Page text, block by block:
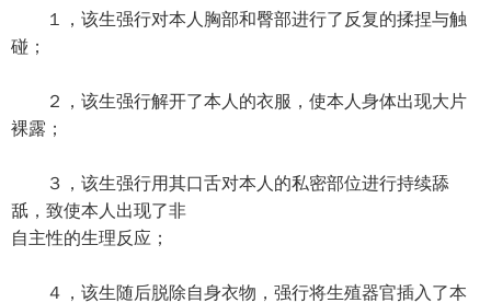
１，该生强行对本人胸部和臀部进行了反复的揉捏与触
碰；
２，该生强行解开了本人的衣服，使本人身体出现大片
裸露；
３，该生强行用其口舌对本人的私密部位进行持续舔
舐，致使本人出现了非
自主性的生理反应；
４，该生随后脱除自身衣物，强行将生殖器官插入了本